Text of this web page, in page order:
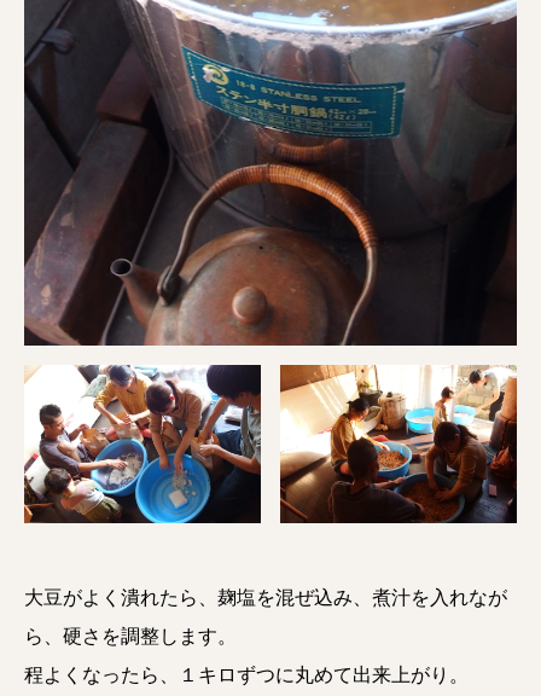
大豆がよく潰れたら、麹塩を混ぜ込み、煮汁を入れなが
ら、硬さを調整します。
程よくなったら、１キロずつに丸めて出来上がり。